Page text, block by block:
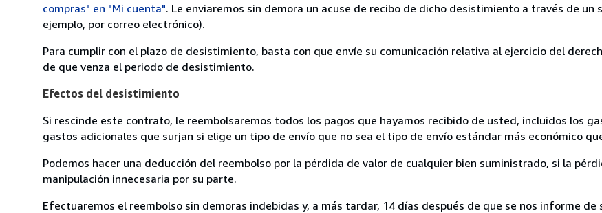
compras" en "Mi cuenta". Le enviaremos sin demora un acuse de recibo de dicho desistimiento a través de un
ejemplo, por correo electrónico).
Para cumplir con el plazo de desistimiento, basta con que envíe su comunicación relativa al ejercicio del
de que venza el periodo de desistimiento.
Efectos del desistimiento
Si rescinde este contrato, le reembolsaremos todos los pagos que hayamos recibido de usted, incluidos los
gastos adicionales que surjan si elige un tipo de envío que no sea el tipo de envío estándar más económico
Podemos hacer una deducción del reembolso por la pérdida de valor de cualquier bien suministrado, si la
manipulación innecesaria por su parte.
Efectuaremos el reembolso sin demoras indebidas y, a más tardar, 14 días después de que se nos informe de